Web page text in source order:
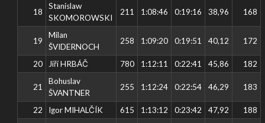
18
Stanislaw
SKOMOROWSKI
211 1:08:46 0:19:16 38,96 168
19
Milan
ŠVIDERNOCH
258 1:09:20 0:19:51 40,12 172
20 Jiří HRBÁČ 780 1:12:11 0:22:41 45,86 182
21
Bohuslav
ŠVANTNER
255 1:12:24 0:22:54 46,29 183
22 Igor MIHALČÍK 615 1:13:12 0:23:42 47,92
188